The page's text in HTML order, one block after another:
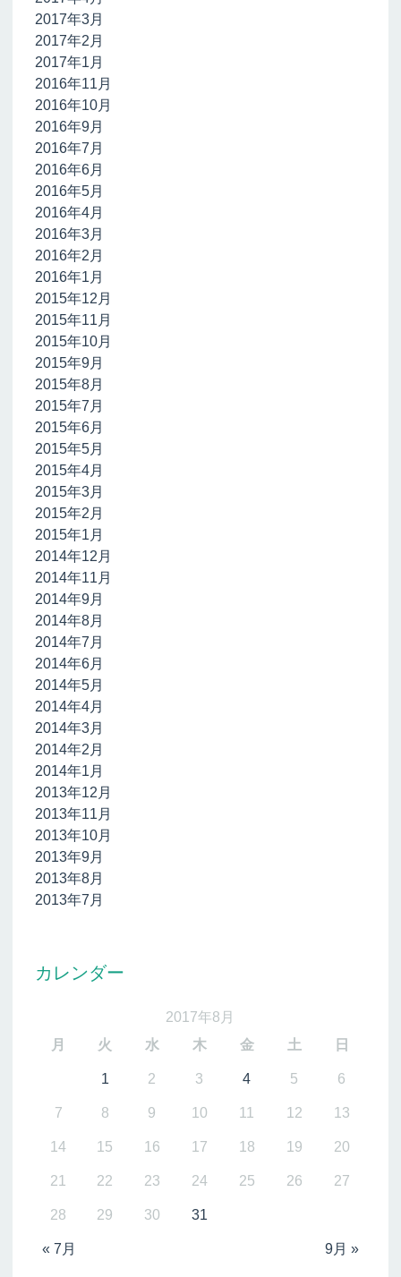
2017年3月
2017年2月
2017年1月
2016年11月
2016年10月
2016年9月
2016年7月
2016年6月
2016年5月
2016年4月
2016年3月
2016年2月
2016年1月
2015年12月
2015年11月
2015年10月
2015年9月
2015年8月
2015年7月
2015年6月
2015年5月
2015年4月
2015年3月
2015年2月
2015年1月
2014年12月
2014年11月
2014年9月
2014年8月
2014年7月
2014年6月
2014年5月
2014年4月
2014年3月
2014年2月
2014年1月
2013年12月
2013年11月
2013年10月
2013年9月
2013年8月
2013年7月
カレンダー
2017年8月
月
火 水 木 金 土 日
« 7月 9月 »
1 2 3 4 5 6
7 8 9 10 11 12 13
14 15 16 17 18 19 20
21 22 23 24 25 26 27
28 29 30 31